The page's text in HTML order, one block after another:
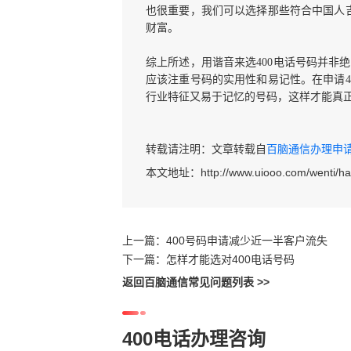
也很重要，我们可以选择那些符合中国
财富。
综上所述，用谐音来选400电话号码并非
应该注重号码的实用性和易记性。在申
行业特征又易于记忆的号码，这样才能真
转载请注明：文章转载自百脑通信办理申
本文地址： http://www.uiooo.com/wenti/
上一篇： 400号码申请减少近一半客户流失
下一篇： 怎样才能选对400电话号码
返回百脑通信常见问题列表 >>
400电话办理咨询